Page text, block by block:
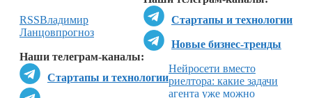
Стартапы и технологии
Новые бизнес-тренды
Наши телеграм-каналы:
Стартапы и технологии
RSSВладимир
Ланцовпрогноз
Нейросети вместо
риелтора: какие задачи
агента уже можно